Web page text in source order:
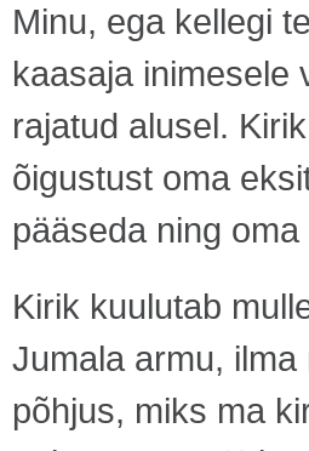
Minu, ega kellegi
kaasaja inimesele
rajatud alusel.
õigustust oma
pääseda ning
Kirik kuulutab
Jumala armu,
põhjus, miks ma